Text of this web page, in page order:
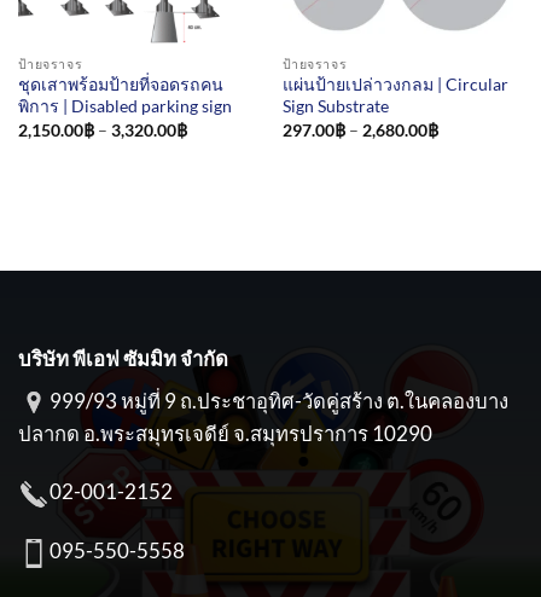
ป้ายจราจร
ชุดเสาพร้อมป้ายที่จอดรถคน
พิการ | Disabled parking sign
2,150.00฿ – 3,320.00฿Price
ป้ายจราจร
แผ่นป้ายเปล่าวงกลม | Circular
Sign Substrate
297.00฿ – 2,680.00฿Price
บริษัท พีเอฟ ซัมมิท จำกัด
999/93 หมู่ที่ 9 ถ.ประชาอุทิศ-วัดคู่สร้าง ต.ในคลองบาง
ปลากด อ.พระสมุทรเจดีย์ จ.สมุทรปราการ 10290
02-001-2152
095-550-5558